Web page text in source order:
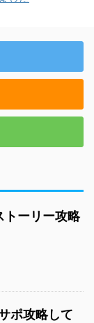
ーリー攻略
ポ攻略して